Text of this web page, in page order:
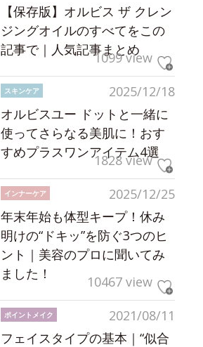
【保存版】オルビス ザ クレン
ジングオイルのすべてをこの
記事で｜人気記事まとめ
1099 view
2025/12/18
スキンケア
オルビスユー ドットと一緒に
使ってさらなる美肌に！おす
すめプラスワンアイテム4選
1828 view
2025/12/25
インナーケア
年末年始も体型キープ！休み
明けの“ドキッ”を防ぐ3つのヒ
ント｜美容のプロに聞いてみ
ました！
10467 view
2021/08/11
ポイントメイク
フェイスタイプの基本｜“似合